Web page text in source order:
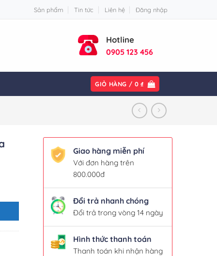
Sản phẩm Tin tức Liên hệ Đăng nhập
Hotline
0905 123 456
GIỎ HÀNG / 0₫
Giao hàng miễn phí
Với đơn hàng trên
800.000đ
Đổi trả nhanh chóng
Đổi trả trong vòng 14 ngày
Hình thức thanh toán
Thanh toán khi nhận hàng